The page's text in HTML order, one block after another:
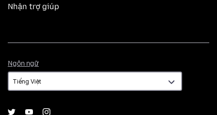
Nhận trợ giúp
Ngôn ngữ
ngữ